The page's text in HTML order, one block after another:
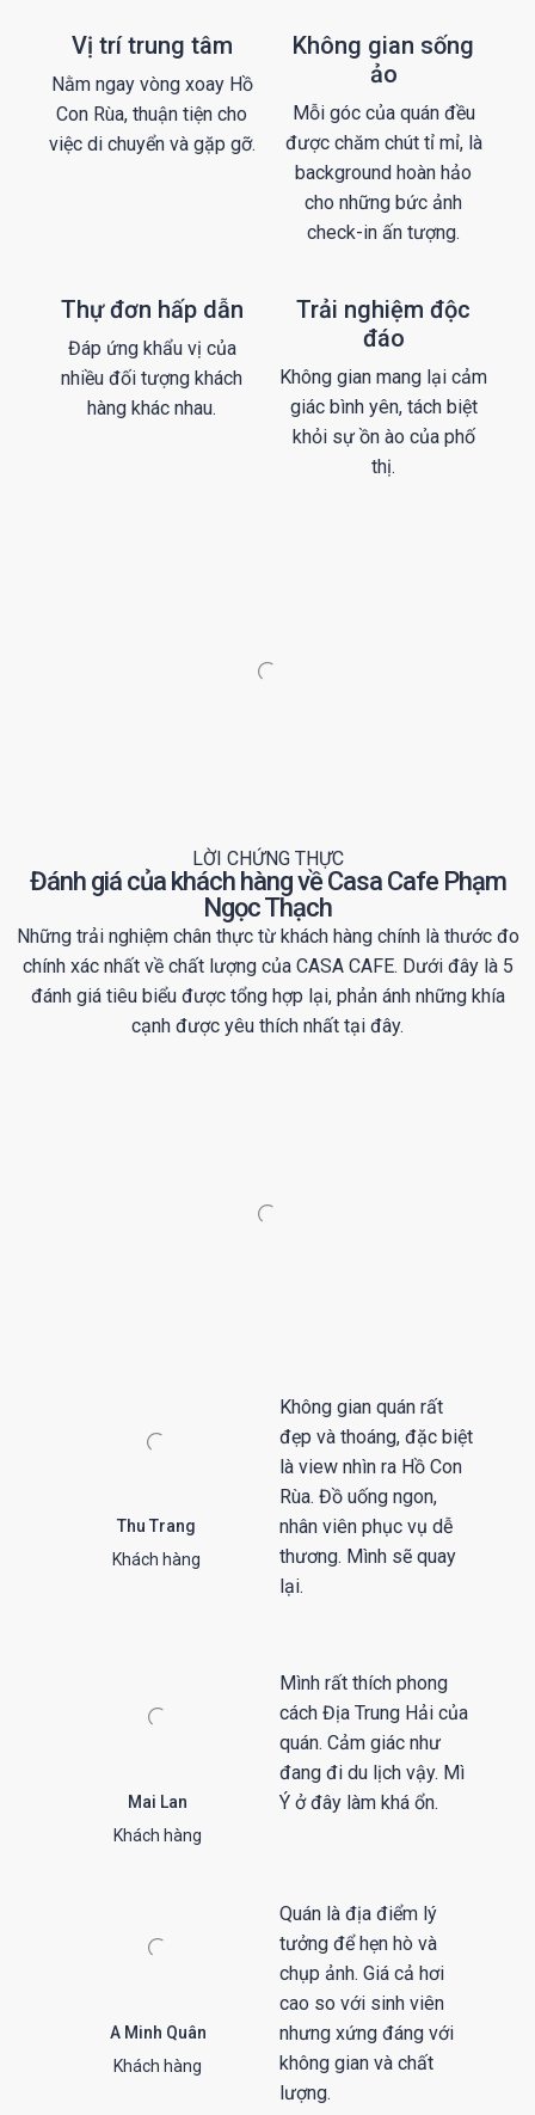
Vị trí trung tâm
Nằm ngay vòng xoay Hồ
Con Rùa, thuận tiện cho
việc di chuyển và gặp gỡ.
Không gian sống
ảo
Mỗi góc của quán đều
được chăm chút tỉ mỉ, là
background hoàn hảo
cho những bức ảnh
check-in ấn tượng.
Thự đơn hấp dẫn
Đáp ứng khẩu vị của
nhiều đối tượng khách
hàng khác nhau.
Trải nghiệm độc
đáo
Không gian mang lại cảm
giác bình yên, tách biệt
khỏi sự ồn ào của phố
thị.
LỜI CHỨNG THỰC
Đánh giá của khách hàng về Casa Cafe Phạm
Ngọc Thạch
Những trải nghiệm chân thực từ khách hàng chính là thước đo
chính xác nhất về chất lượng của CASA CAFE. Dưới đây là 5
đánh giá tiêu biểu được tổng hợp lại, phản ánh những khía
cạnh được yêu thích nhất tại đây.
Thu Trang
Khách hàng
Không gian quán rất
đẹp và thoáng, đặc biệt
là view nhìn ra Hồ Con
Rùa. Đồ uống ngon,
nhân viên phục vụ dễ
thương. Mình sẽ quay
lại.
Mai Lan
Khách hàng
Mình rất thích phong
cách Địa Trung Hải của
quán. Cảm giác như
đang đi du lịch vậy. Mì
Ý ở đây làm khá ổn.
A Minh Quân
Khách hàng
Quán là địa điểm lý
tưởng để hẹn hò và
chụp ảnh. Giá cả hơi
cao so với sinh viên
nhưng xứng đáng với
không gian và chất
lượng.